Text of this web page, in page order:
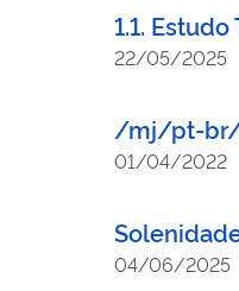
1.1.
22/05/2025
/mj/pt-br/
01/04/2022
04/06/2025